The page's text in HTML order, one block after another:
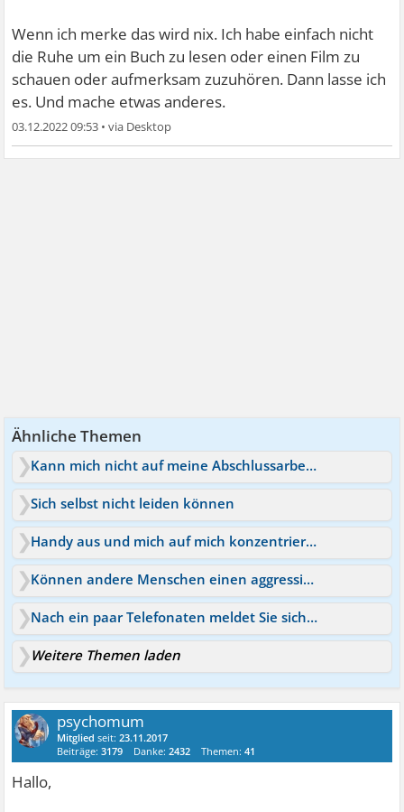
Wenn ich merke das wird nix. Ich habe einfach nicht
die Ruhe um ein Buch zu lesen oder einen Film zu
schauen oder aufmerksam zuzuhören. Dann lasse ich
es. Und mache etwas anderes.
03.12.2022 09:53 •
Ähnliche Themen
Kann mich nicht auf meine Abschlussarbeit konzentrieren
Sich selbst nicht leiden können
Handy aus und mich auf mich konzentrieren?
Können andere Menschen einen aggressiv machen?
Nach ein paar Telefonaten meldet Sie sich auf nicht mehr
Weitere Themen laden
psychomum
Mitglied seit:23.11.2017
Beiträge:3179 Danke:2432 Themen:41
Hallo,